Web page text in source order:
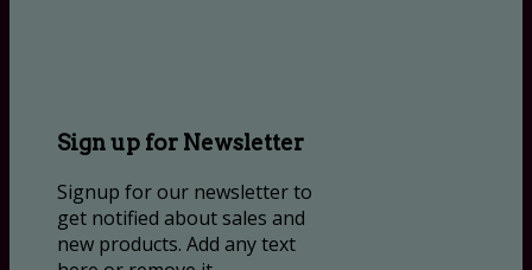
Sign up for Newsletter
Signup for our newsletter to
get notified about sales and
new products. Add any text